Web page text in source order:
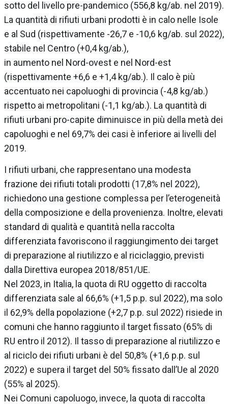
sotto del livello pre-pandemico (556,8 kg/ab. nel 2019).
La quantità di rifiuti urbani prodotti è in calo nelle Isole
e al Sud (rispettivamente -26,7 e -10,6 kg/ab. sul 2022),
stabile nel Centro (+0,4 kg/ab.),
in aumento nel Nord-ovest e nel Nord-est
(rispettivamente +6,6 e +1,4 kg/ab.). Il calo è più
accentuato nei capoluoghi di provincia (-4,8 kg/ab.)
rispetto ai metropolitani (-1,1 kg/ab.). La quantità di
rifiuti urbani pro-capite diminuisce in più della metà dei
capoluoghi e nel 69,7% dei casi è inferiore ai livelli del
2019.
I rifiuti urbani, che rappresentano una modesta
frazione dei rifiuti totali prodotti (17,8% nel 2022),
richiedono una gestione complessa per l’eterogeneità
della composizione e della provenienza. Inoltre, elevati
standard di qualità e quantità nella raccolta
differenziata favoriscono il raggiungimento dei target
di preparazione al riutilizzo e al riciclaggio, previsti
dalla Direttiva europea 2018/851/UE.
Nel 2023, in Italia, la quota di RU oggetto di raccolta
differenziata sale al 66,6% (+1,5 p.p. sul 2022), ma solo
il 62,9% della popolazione (+2,7 p.p. sul 2022) risiede in
comuni che hanno raggiunto il target fissato (65% di
RU entro il 2012). Il tasso di preparazione al riutilizzo e
al riciclo dei rifiuti urbani è del 50,8% (+1,6 p.p. sul
2022) e supera il target del 50% fissato dall’Ue al 2020
(55% al 2025).
Nei Comuni capoluogo, invece, la quota di raccolta